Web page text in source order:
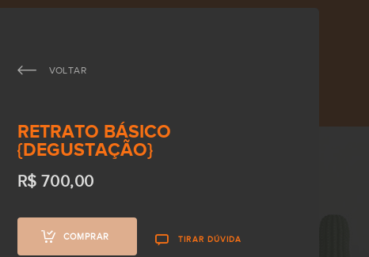
VOLTAR
RETRATO BÁSICO
{DEGUSTAÇÃO}
R$700,00
COMPRAR TIRAR DÚVIDA